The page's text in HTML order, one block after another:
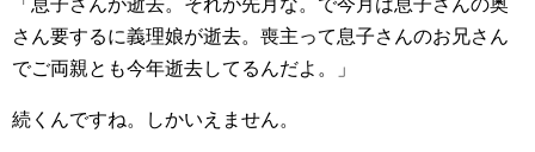
「息子さんが逝去。それが先月な。で今月は息子さんの奥
さん要するに義理娘が逝去。喪主って息子さんのお兄さん
でご両親とも今年逝去してるんだよ。」
続くんですね。しかいえません。